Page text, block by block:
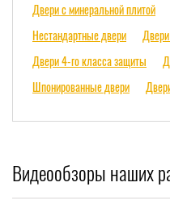
Двери с минеральной плитой
Нестандартные двери
Двери 4-го класса защиты
Шпонированные двери
Видеообзоры наших